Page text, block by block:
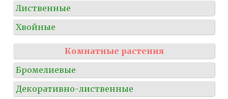
Лиственные
Хвойные
Комнатные растения
Бромелиевые
Декоративно-лиственные